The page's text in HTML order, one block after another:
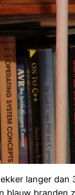
langer dan
blauw